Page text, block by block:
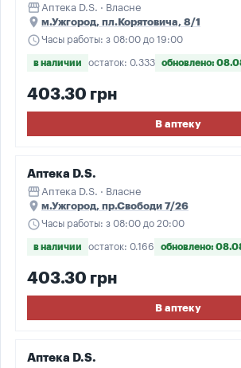
storefront Аптека D.S. · Власне
place м.Ужгород, пл.Корятовича, 8/1
scheduleЧасы работы: з 08:00 до 19:00
в наличии остаток: 0.333 обновлено:
403.30 грн
В аптеку
Аптека D.S.
storefront Аптека D.S. · Власне
place м.Ужгород, пр.Свободи 7/26
scheduleЧасы работы: з 08:00 до 20:00
в наличии остаток: 0.166 обновлено:
403.30 грн
В аптеку
Аптека D.S.